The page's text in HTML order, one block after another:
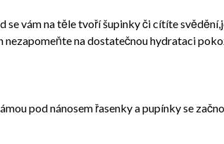
vám na těle tvoří šupinky či cítíte
nezapomeňte na dostatečnou hydrataci
pod nánosem řasenky a pupínky se